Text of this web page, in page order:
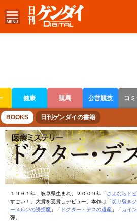
健康 競馬 公営競技 コ
ボートレース 競輪 オートレース
BOOKS 日刊ゲンダイの書籍
１９６１年、岐阜県生まれ。２００９年「さよならド
すごい！」大賞を受賞しデビュー。本作は「切り裂き
ーメルンの誘拐魔 」「 ドクター・デスの遺産 」「カイ
弾。